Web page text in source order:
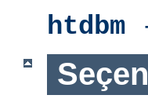
htdbm